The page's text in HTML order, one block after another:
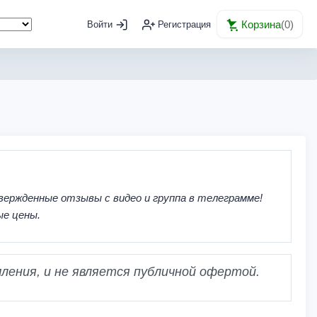
Войти Регистрация Корзина(0)
отзывы с видео и группа в телеграмме!
цены.
и не является публичной офертой.